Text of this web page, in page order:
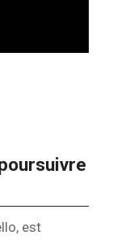
est